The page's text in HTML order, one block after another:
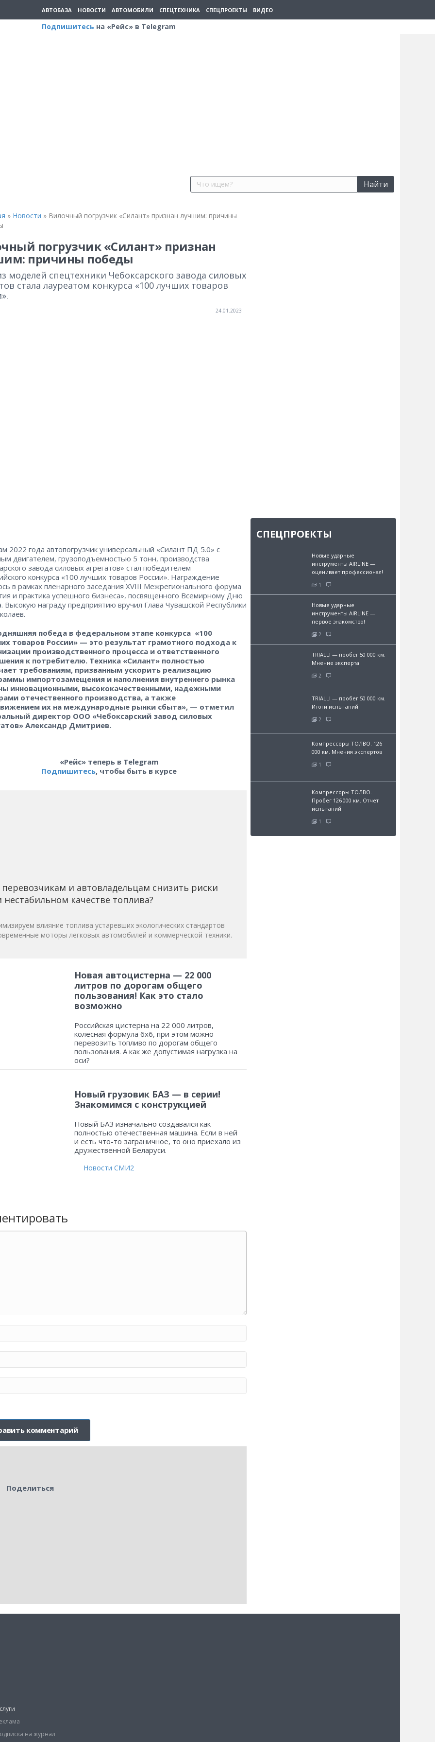
АВТОБАЗА НОВОСТИ АВТОМОБИЛИ СПЕЦТЕХНИКА СПЕЦПРОЕКТЫ ВИДЕО
Подпишитесь на «Рейс» в Telegram
Найти
» Новости » Вилочный погрузчик «Силант» признан лучшим: причины
погрузчик «Силант» признан
причины победы
моделей спецтехники Чебоксарского завода силовых
стала лауреатом конкурса «100 лучших товаров
24.01.2023
2022 года автопогрузчик универсальный «Силант ПД 5.0» с
двигателем, грузоподъемностью 5 тонн, производства
завода силовых агрегатов» стал победителем
конкурса «100 лучших товаров России». Награждение
в рамках пленарного заседания XVIII Межрегионального форума
и практика успешного бизнеса», посвященного Всемирному Дню
Высокую награду предприятию вручил Глава Чувашской Республики
победа в федеральном этапе конкурса «100
товаров России» — это результат грамотного подхода к
производственного процесса и ответственного
к потребителю. Техника «Силант» полностью
требованиям, призванным ускорить реализацию
импортозамещения и наполнения внутреннего рынка
инновационными, высококачественными, надежными
отечественного производства, а также
их на международные рынки сбыта», — отметил
директор ООО «Чебоксарский завод силовых
Александр Дмитриев.
«Рейс» теперь в Telegram
Подпишитесь, чтобы быть в курсе
перевозчикам и автовладельцам снизить риски
нестабильном качестве топлива?
влияние топлива устаревших экологических стандартов
моторы легковых автомобилей и коммерческой техники.
Новая автоцистерна — 22 000
литров по дорогам общего
пользования! Как это стало
возможно
Российская цистерна на 22 000 литров,
колесная формула 6х6, при этом можно
перевозить топливо по дорогам общего
пользования. А как же допустимая нагрузка на
оси?
Новый грузовик БАЗ — в серии!
Знакомимся с конструкцией
Новый БАЗ изначально создавался как
полностью отечественная машина. Если в ней
и есть что-то заграничное, то оно приехало из
дружественной Беларуси.
Новости СМИ2
Поделиться
СПЕЦПРОЕКТЫ
Новые ударные
инструменты AIRLINE —
оценивает профессионал!
1
Новые ударные
инструменты AIRLINE —
первое знакомство!
2
TRIALLI — пробег 50 000 км.
Мнение эксперта
2
TRIALLI — пробег 50 000 км.
Итоги испытаний
2
Компрессоры ТОЛВО. 126
000 км. Мнения экспертов
1
Компрессоры ТОЛВО.
Пробег 126 000 км. Отчет
испытаний
1
на журнал